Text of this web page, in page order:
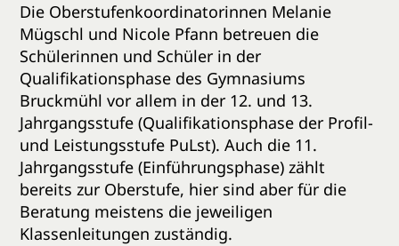
Die Oberstufenkoordinatorinnen Melanie
Mügschl und Nicole Pfann betreuen die
Schülerinnen und Schüler in der
Qualifikationsphase des Gymnasiums
Bruckmühl vor allem in der 12. und 13.
Jahrgangsstufe (Qualifikationsphase der Profil-
und Leistungsstufe PuLst). Auch die 11.
Jahrgangsstufe (Einführungsphase) zählt
bereits zur Oberstufe, hier sind aber für die
Beratung meistens die jeweiligen
Klassenleitungen zuständig.